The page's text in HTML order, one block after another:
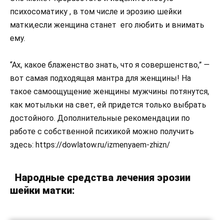
психосоматику , в том числе и эрозию шейки
матки,если женщина станет его любить и внимать
ему.
“Ах, какое блаженство знать, что я совершенство,” —
вот самая подходящая мантра для женщины! На
такое самоощущение женщины мужчины потянутся,
как мотыльки на свет, ей придется только выбрать
достойного. Дополнительные рекомендации по
работе с собственной психикой можно получить
здесь: https://dowlatow.ru/izmenyaem-zhizn/
Народные средства лечения эрозии
шейки матки: